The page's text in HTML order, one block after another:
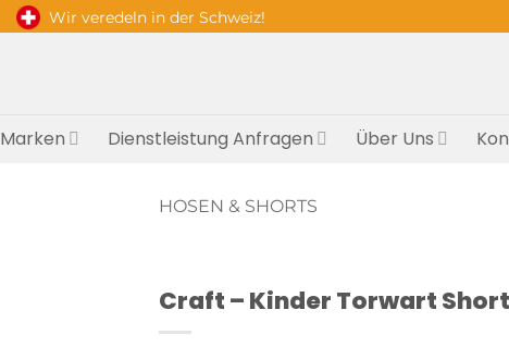
Wir veredeln in der Schweiz!
Marken Dienstleistung Anfragen Über Uns
HOSEN & SHORTS
Craft – Kinder Torwart